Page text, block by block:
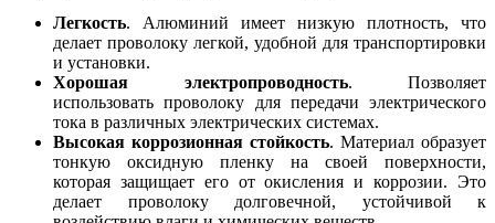
Легкость. Алюминий имеет низкую плотность, что
делает проволоку легкой, удобной для транспортировки
и установки.
Хорошая электропроводность. Позволяет
использовать проволоку для передачи электрического
тока в различных электрических системах.
Высокая коррозионная стойкость. Материал образует
тонкую оксидную пленку на своей поверхности,
которая защищает его от окисления и коррозии. Это
делает проволоку долговечной, устойчивой к